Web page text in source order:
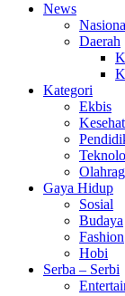
News
Daerah
Kategori
Ekbis
Gaya Hidup
Sosial
Budaya
Fashion
Hobi
Serba – Serbi